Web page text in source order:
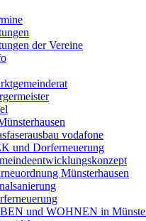
der Vereine
vodafone
und Dorferneuerung
Münsterhausen
und WOHNEN in